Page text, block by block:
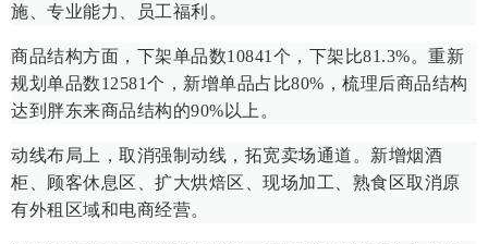
施、专业能力、员工福利。
商品结构方面，下架单品数10841个，下架比81.3%。重新
规划单品数12581个，新增单品占比80%，梳理后商品结构
达到胖东来商品结构的90%以上。
动线布局上，取消强制动线，拓宽卖场通道。新增烟酒
柜、顾客休息区、扩大烘焙区、现场加工、熟食区取消原
有外租区域和电商经营。